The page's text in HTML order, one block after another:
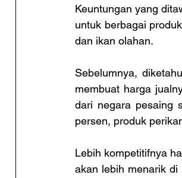
Keuntungan yang
untuk berbagai
dan ikan olahan.
Sebelumnya,
membuat harga
dari negara pesaing
persen, produk
Lebih kompetitifnya
akan lebih menarik